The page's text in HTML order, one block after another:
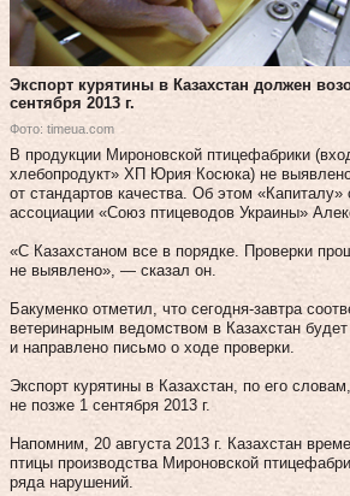
Экспорт курятины в Казахстан должен
сентября 2013 г.
Фото: timeua.com
В продукции Мироновской птицефабрики
хлебопродукт» ХП Юрия Косюка) не
от стандартов качества. Об этом
ассоциации «Союз птицеводов Украины»
«С Казахстаном все в порядке. Проверки
не выявлено», — сказал он.
Бакуменко отметил, что сегодня-завтра
ветеринарным ведомством в Казахстан будет
и направлено письмо о ходе проверки.
Экспорт курятины в Казахстан, по его
не позже 1 сентября 2013 г.
Напомним, 20 августа 2013 г. Казахстан
птицы производства Мироновской
ряда нарушений.